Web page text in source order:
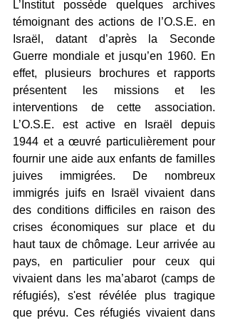
L’Institut possède quelques archives
témoignant des actions de l’O.S.E. en
Israël, datant d’après la Seconde
Guerre mondiale et jusqu’en 1960. En
effet, plusieurs brochures et rapports
présentent les missions et les
interventions de cette association.
L’O.S.E. est active en Israël depuis
1944 et a œuvré particulièrement pour
fournir une aide aux enfants de familles
juives immigrées. De nombreux
immigrés juifs en Israël vivaient dans
des conditions difficiles en raison des
crises économiques sur place et du
haut taux de chômage. Leur arrivée au
pays, en particulier pour ceux qui
vivaient dans les ma’abarot (camps de
réfugiés), s'est révélée plus tragique
que prévu. Ces réfugiés vivaient dans